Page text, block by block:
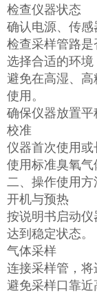
检查仪器状态
确认电源、传
检查采样管路
选择合适的环境
避免在高湿、
使用。
确保仪器放置
校准
仪器首次使用或
使用标准臭氧
二、操作使用方
开机与预热
按说明书启动仪
达到稳定状态。
气体采样
连接采样管，
避免采样口靠近